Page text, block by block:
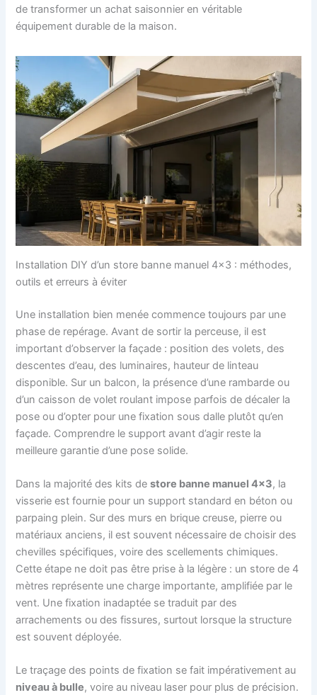
de transformer un achat saisonnier en véritable
équipement durable de la maison.
Installation DIY d’un store banne manuel 4×3 : méthodes,
outils et erreurs à éviter
Une installation bien menée commence toujours par une
phase de repérage. Avant de sortir la perceuse, il est
important d’observer la façade : position des volets, des
descentes d’eau, des luminaires, hauteur de linteau
disponible. Sur un balcon, la présence d’une rambarde ou
d’un caisson de volet roulant impose parfois de décaler la
pose ou d’opter pour une fixation sous dalle plutôt qu’en
façade. Comprendre le support avant d’agir reste la
meilleure garantie d’une pose solide.
Dans la majorité des kits destore banne manuel 4×3, la
visserie est fournie pour un support standard en béton ou
parpaing plein. Sur des murs en brique creuse, pierre ou
matériaux anciens, il est souvent nécessaire de choisir des
chevilles spécifiques, voire des scellements chimiques.
Cette étape ne doit pas être prise à la légère : un store de 4
mètres représente une charge importante, amplifiée par le
vent. Une fixation inadaptée se traduit par des
arrachements ou des fissures, surtout lorsque la structure
est souvent déployée.
Le traçage des points de fixation se fait impérativement au
niveau à bulle, voire au niveau laser pour plus de précision.